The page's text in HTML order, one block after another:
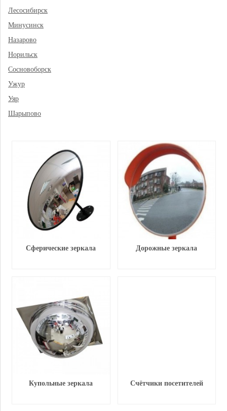
Лесосибирск
Минусинск
Назарово
Норильск
Сосновоборск
Ужур
Уяр
Шарыпово
Сферические зеркала Дорожные зеркала
Купольные зеркала Счётчики посетителей